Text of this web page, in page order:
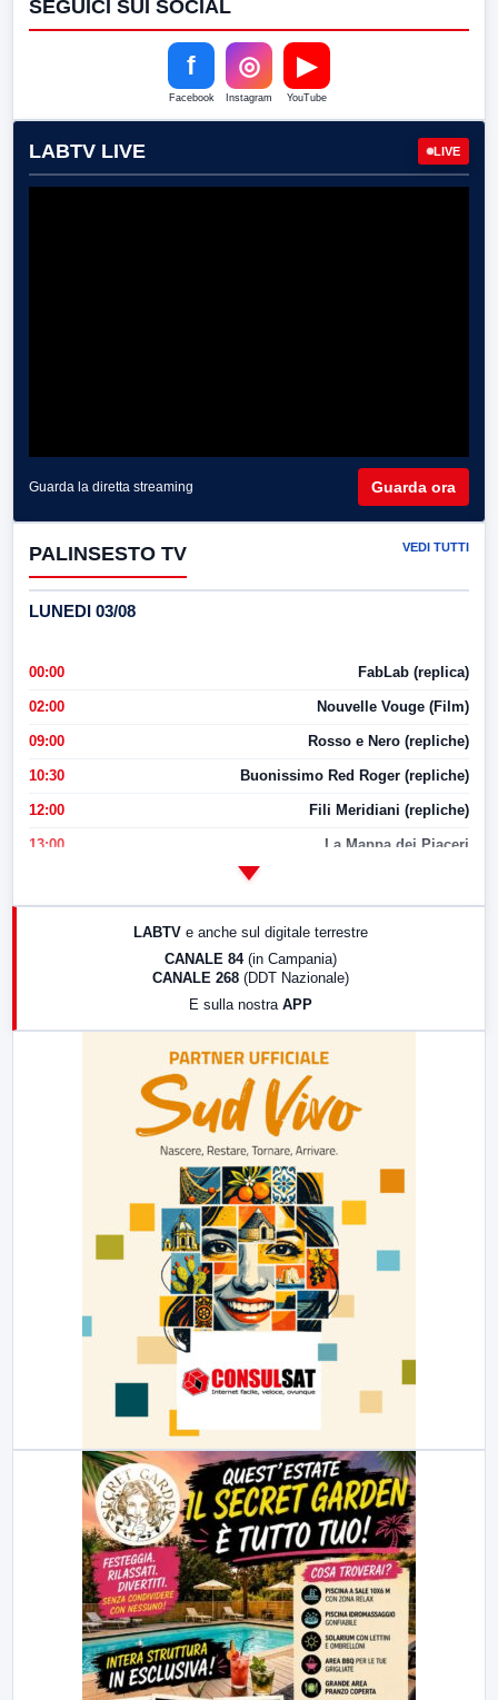
SEGUICI SUI SOCIAL
f
Facebook
◎
Instagram
▶
YouTube
LABTV LIVE LIVE
Guarda la diretta streaming Guarda ora
PALINSESTO TV VEDI TUTTI
LUNEDI 03/08
00:00 FabLab (replica)
02:00 Nouvelle Vouge (Film)
09:00 Rosso e Nero (repliche)
10:30 Buonissimo Red Roger (repliche)
12:00 Fili Meridiani (repliche)
13:00 La Mappa dei Piaceri
LABTV e anche sul digitale terrestre
CANALE 84 (in Campania)
CANALE 268 (DDT Nazionale)
E sulla nostra APP